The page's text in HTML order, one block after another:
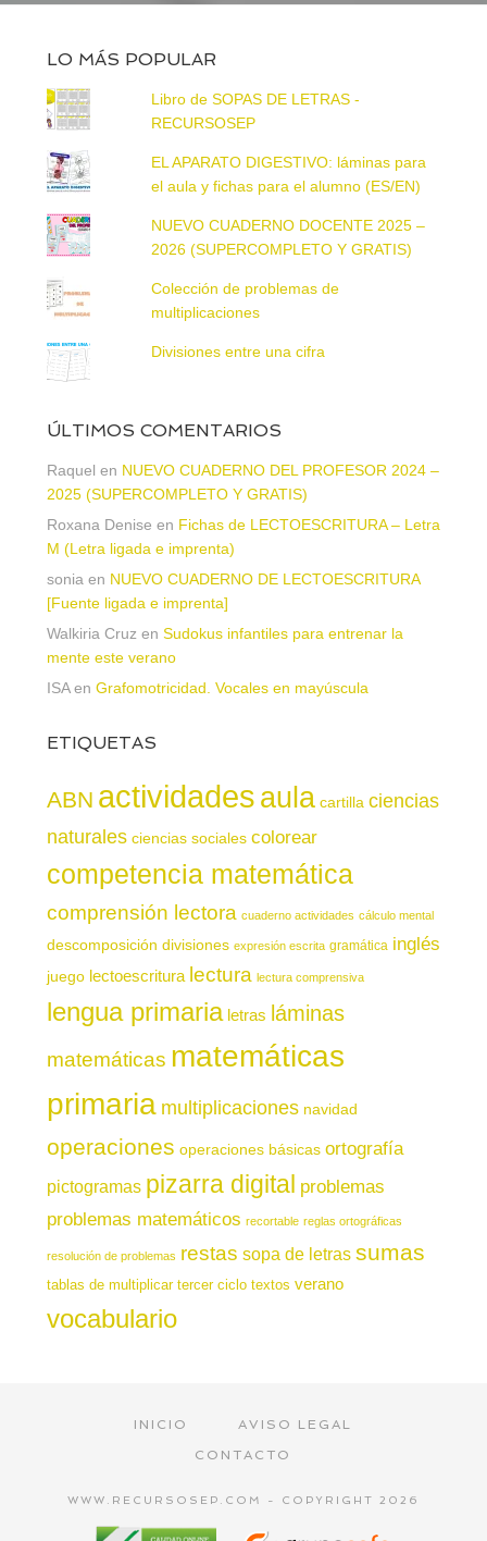
LO MÁS POPULAR
Libro de SOPAS DE LETRAS -
RECURSOSEP
EL APARATO DIGESTIVO: láminas para
el aula y fichas para el alumno (ES/EN)
NUEVO CUADERNO DOCENTE 2025 –
2026 (SUPERCOMPLETO Y GRATIS)
Colección de problemas de
multiplicaciones
Divisiones entre una cifra
ÚLTIMOS COMENTARIOS
Raquel en NUEVO CUADERNO DEL PROFESOR 2024 –
2025 (SUPERCOMPLETO Y GRATIS)
Roxana Denise en Fichas de LECTOESCRITURA – Letra
M (Letra ligada e imprenta)
soniaen NUEVO CUADERNO DE LECTOESCRITURA
[Fuente ligada e imprenta]
Walkiria Cruzen Sudokus infantiles para entrenar la
mente este verano
ISAen Grafomotricidad. Vocales en mayúscula
ETIQUETAS
ABN actividadesaula cartilla ciencias
naturales ciencias sociales colorear
competencia matemática
comprensión lectora cuaderno actividades cálculo mental
descomposición divisiones expresión escrita gramática inglés
juego lectoescritura lectura lectura comprensiva
lengua primaria letras láminas
matemáticas matemáticas
primaria multiplicaciones navidad
operaciones operaciones básicas ortografía
pictogramas pizarra digital problemas
problemas matemáticos recortable reglas ortográficas
resolución de problemas restas sopa de letras sumas
tablas de multiplicar tercer ciclo textos verano
vocabulario
INICIO
AVISO LEGAL
CONTACTO
WWW.RECURSOSEP.COM - COPYRIGHT 2026